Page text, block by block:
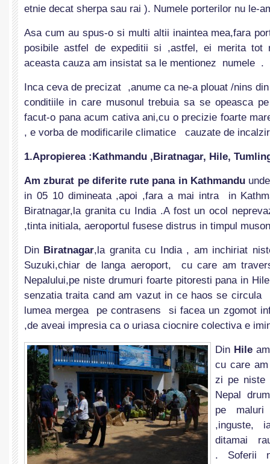
etnie decat sherpa sau rai ). Numele porterilor nu le-
Asa cum au spus-o si multi altii inaintea mea,fara
posibile astfel de expeditii si ,astfel, ei merita tot
aceasta cauza am insistat sa le mentionez numele .
Inca ceva de precizat ,anume ca ne-a plouat /nins
conditiile in care musonul trebuia sa se opeasca
facut-o pana acum cativa ani,cu o precizie foarte
, e vorba de modificarile climatice cauzate de
1.Apropierea :Kathmandu ,Biratnagar, Hile,
Am zburat pe diferite rute pana in Kathmandu
in 05 10 dimineata ,apoi ,fara a mai intra in
Biratnagar,la granita cu India .A fost un ocol
,tinta initiala, aeroportul fusese distrus in timpul
Din Biratnagar,la granita cu India , am inchiriat
Suzuki,chiar de langa aeroport, cu care am
Nepalului,pe niste drumuri foarte pitoresti pana in
senzatia traita cand am vazut in ce haos se circula
lumea mergea pe contrasens si facea un zgomot
,de aveai impresia ca o uriasa ciocnire colectiva e
Din Hileam
cu care
zi pe niste
Nepal
pe maluri
,inguste,
ditamai
. Soferii